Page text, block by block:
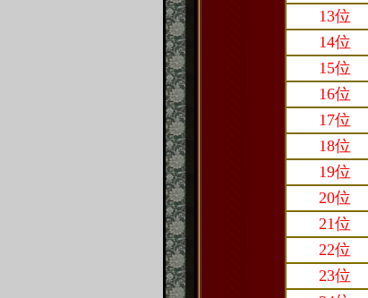
13位
14位
15位
16位
17位
18位
19位
20位
21位
22位
23位